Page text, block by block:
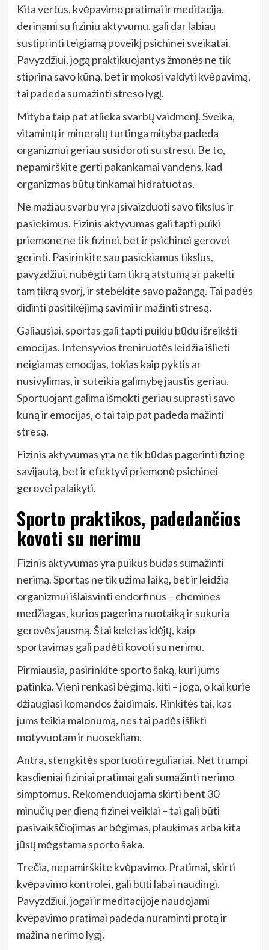
Kita vertus, kvėpavimo pratimai ir meditacija,
derinami su fiziniu aktyvumu, gali dar labiau
sustiprinti teigiamą poveikį psichinei sveikatai.
Pavyzdžiui, jogą praktikuojantys žmonės ne tik
stiprina savo kūną, bet ir mokosi valdyti kvėpavimą,
tai padeda sumažinti streso lygį.
Mityba taip pat atlieka svarbų vaidmenį. Sveika,
vitaminų ir mineralų turtinga mityba padeda
organizmui geriau susidoroti su stresu. Be to,
nepamirškite gerti pakankamai vandens, kad
organizmas būtų tinkamai hidratuotas.
Ne mažiau svarbu yra įsivaizduoti savo tikslus ir
pasiekimus. Fizinis aktyvumas gali tapti puiki
priemone ne tik fizinei, bet ir psichinei gerovei
gerinti. Pasirinkite sau pasiekiamus tikslus,
pavyzdžiui, nubėgti tam tikrą atstumą ar pakelti
tam tikrą svorį, ir stebėkite savo pažangą. Tai padės
didinti pasitikėjimą savimi ir mažinti stresą.
Galiausiai, sportas gali tapti puikiu būdu išreikšti
emocijas. Intensyvios treniruotės leidžia išlieti
neigiamas emocijas, tokias kaip pyktis ar
nusivylimas, ir suteikia galimybę jaustis geriau.
Sportuojant galima išmokti geriau suprasti savo
kūną ir emocijas, o tai taip pat padeda mažinti
stresą.
Fizinis aktyvumas yra ne tik būdas pagerinti fizinę
savijautą, bet ir efektyvi priemonė psichinei
gerovei palaikyti.
Sporto praktikos, padedančios
kovoti su nerimu
Fizinis aktyvumas yra puikus būdas sumažinti
nerimą. Sportas ne tik užima laiką, bet ir leidžia
organizmui išlaisvinti endorfinus – chemines
medžiagas, kurios pagerina nuotaiką ir sukuria
gerovės jausmą. Štai keletas idėjų, kaip
sportavimas gali padėti kovoti su nerimu.
Pirmiausia, pasirinkite sporto šaką, kuri jums
patinka. Vieni renkasi bėgimą, kiti – jogą, o kai kurie
džiaugiasi komandos žaidimais. Rinkitės tai, kas
jums teikia malonumą, nes tai padės išlikti
motyvuotam ir nuosekliam.
Antra, stengkitės sportuoti reguliariai. Net trumpi
kasdieniai fiziniai pratimai gali sumažinti nerimo
simptomus. Rekomenduojama skirti bent 30
minučių per dieną fizinei veiklai – tai gali būti
pasivaikščiojimas ar bėgimas, plaukimas arba kita
jūsų mėgstama sporto šaka.
Trečia, nepamirškite kvėpavimo. Pratimai, skirti
kvėpavimo kontrolei, gali būti labai naudingi.
Pavyzdžiui, jogai ir meditacijoje naudojami
kvėpavimo pratimai padeda nuraminti protą ir
mažina nerimo lygį.